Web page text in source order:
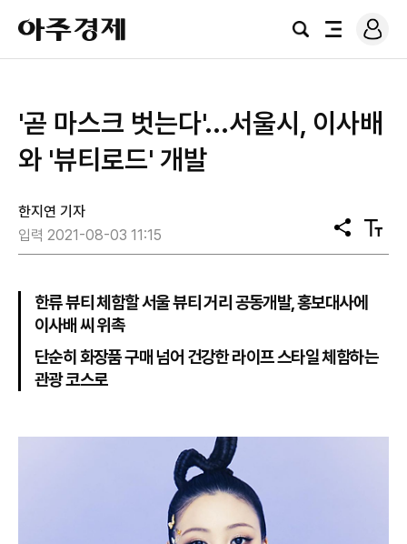
아
주
경
검
전
로
그
'곧 마스크 벗는다'...서울시, 이사배
와 '뷰티로드' 개발
한지연 기자
입력 2021-08-03 11:15
공
유
텍
스
한류 뷰티 체함할 서울 뷰티 거리 공동개발, 홍보대사에
이사배 씨 위촉
단순히 화장품 구매 넘어 건강한 라이프 스타일 체함하는
관광 코스로